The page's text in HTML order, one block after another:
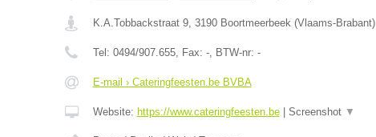
K.A.Tobbackstraat 9, 3190 Boortmeerbeek(Vlaams-Brabant)
Tel: 0494/907.655, Fax: -, BTW-nr: -
E-mail › Cateringfeesten.be BVBA
Website: https://www.cateringfeesten.be| Screenshot ▼